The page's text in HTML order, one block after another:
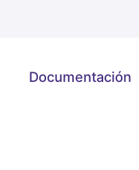
Documentación